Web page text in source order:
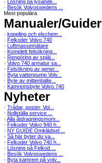
· Lösning på lysande...
· Besök Volvoswedens ...
Mest populära
Manualer/Guider
· koppling och elschem...
· Felkoder Volvo 740
· Luftmassemätare
· Komplett felsökning...
· Rengöring av spjäl...
· Volvo 740 armatur sa...
· Felsökning av gener...
· Byta vattenpump Volv...
· Byte av mittenbälte...
· Kamremsbyte Volvo 740
Nyheter
· Trådar, poster, Vol...
· Nollställa service ...
· Alla åtdragningsmom...
· Felkoder Volvo 940 h...
· NY GUIDE Omklädsel ...
· Så här byter du va...
· Felkoder Volvo 740 h...
· Lösning på Felkod ...
· Besök Volvoswedens ...
· Byta kamrem på volv...